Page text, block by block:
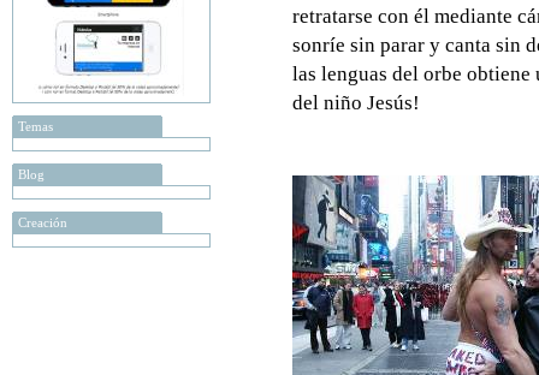
Temas
Blog
Creación
retratarse con él mediante
sonríe sin parar y canta sin
las lenguas del orbe obtiene
del niño Jesús!